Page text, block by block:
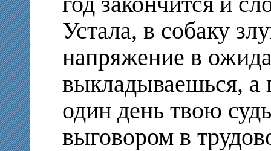
Устала, в собаку
напряжение в
выкладываешься, а
один день твою
выговором в